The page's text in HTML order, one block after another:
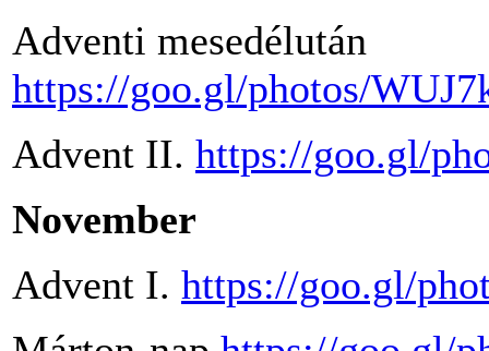
Adventi mesedélután
https://goo.gl/photos/
Advent II. https://goo.gl/
November
Advent I. https://goo.gl/